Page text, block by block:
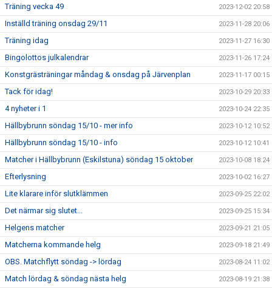
Träning vecka 49 2023-12-02 20:58
Inställd träning onsdag 29/11 2023-11-28 20:06
Träning idag 2023-11-27 16:30
Bingolottos julkalendrar 2023-11-26 17:24
Konstgrästräningar måndag & onsdag på Järvenplan 2023-11-17 00:15
Tack för idag! 2023-10-29 20:33
4 nyheter i 1 2023-10-24 22:35
Hällbybrunn söndag 15/10 - mer info 2023-10-12 10:52
Hällbybrunn söndag 15/10 - info 2023-10-12 10:41
Matcher i Hällbybrunn (Eskilstuna) söndag 15 oktober 2023-10-08 18:24
Efterlysning 2023-10-02 16:27
Lite klarare inför slutklämmen 2023-09-25 22:02
Det närmar sig slutet... 2023-09-25 15:34
Helgens matcher 2023-09-21 21:05
Matcherna kommande helg 2023-09-18 21:49
OBS. Matchflytt söndag -> lördag 2023-08-24 11:02
Match lördag & söndag nästa helg 2023-08-19 21:38